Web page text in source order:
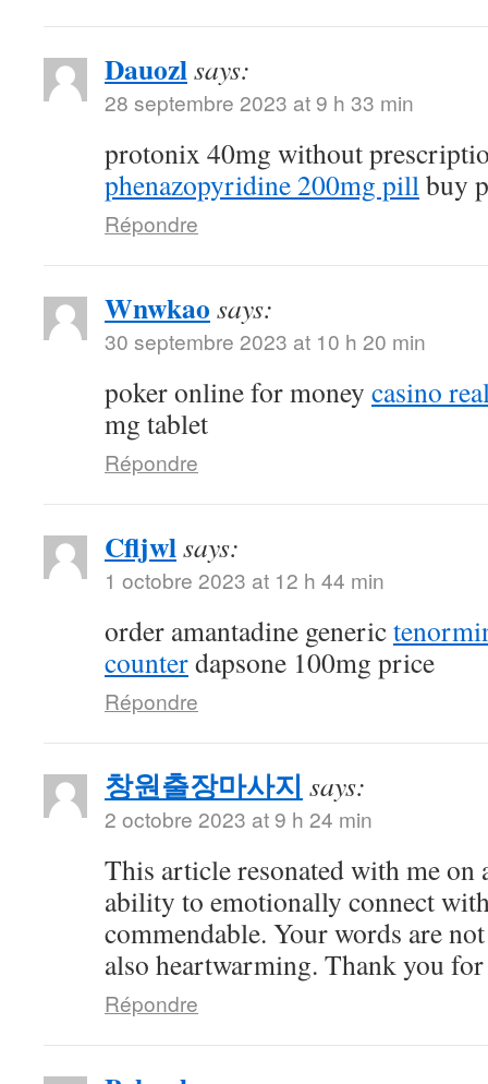
Dauozlsays:
28 septembre 2023 at 9 h 33 min
protonix 40mg without
phenazopyridine 200mg pillbuy
Répondre
Wnwkao says:
30 septembre 2023 at 10 h 20 min
poker online for money casino
mg tablet
Répondre
Cfljwlsays:
1 octobre 2023 at 12 h 44 min
order amantadine generic
counterdapsone 100mg price
Répondre
창원출장마사지 says:
2 octobre 2023 at 9 h 24 min
This article resonated with me on
ability to emotionally connect
commendable. Your words are
also heartwarming. Thank you
Répondre